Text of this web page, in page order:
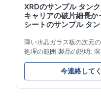
XRDのサンプル タン
キャリアの破片細長か
シートのサンプル タ
薄い水晶ガラス板の次元
処理の範囲 製品の説明:
ケイ酸の水晶ガラス板は
および高い伝送の高い純
います。それは電灯レー
今連絡して